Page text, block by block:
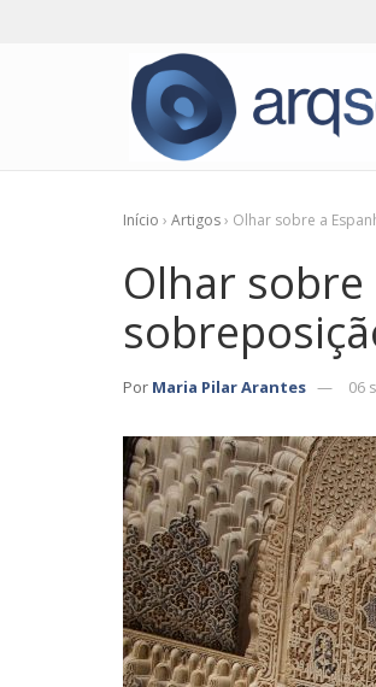
Início › Artigos› Olhar sobre a
Olhar sobre
Por Maria Pilar Arantes 06